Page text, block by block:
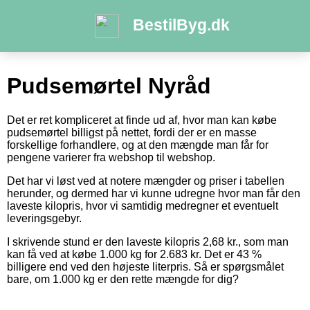
BestilByg.dk
Pudsemørtel Nyråd
Det er ret kompliceret at finde ud af, hvor man kan købe
pudsemørtel billigst på nettet, fordi der er en masse
forskellige forhandlere, og at den mængde man får for
pengene varierer fra webshop til webshop.
Det har vi løst ved at notere mængder og priser i tabellen
herunder, og dermed har vi kunne udregne hvor man får den
laveste kilopris, hvor vi samtidig medregner et eventuelt
leveringsgebyr.
I skrivende stund er den laveste kilopris 2,68 kr., som man
kan få ved at købe 1.000 kg for 2.683 kr. Det er 43 %
billigere end ved den højeste literpris. Så er spørgsmålet
bare, om 1.000 kg er den rette mængde for dig?